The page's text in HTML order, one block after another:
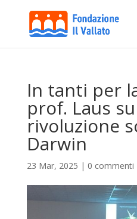
In tanti per
prof. Laus
rivoluzione
Darwin
23 Mar, 2025 | 0 commenti